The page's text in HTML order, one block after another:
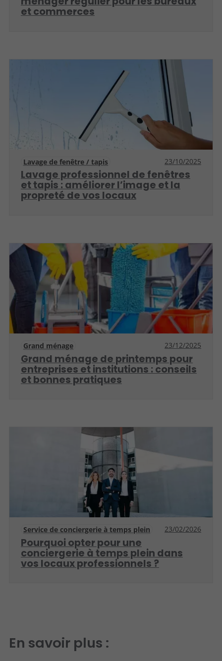
et commerces
Lavage de fenêtre / tapis 23/10/2025
Lavage professionnel de fenêtres
et tapis : améliorer l’image et la
propreté de vos locaux
Grand ménage 23/12/2025
Grand ménage de printemps pour
entreprises et institutions : conseils
et bonnes pratiques
Service de conciergerie à temps plein 23/02/2026
Pourquoi opter pour une
conciergerie à temps plein dans
vos locaux professionnels ?
En savoir plus :